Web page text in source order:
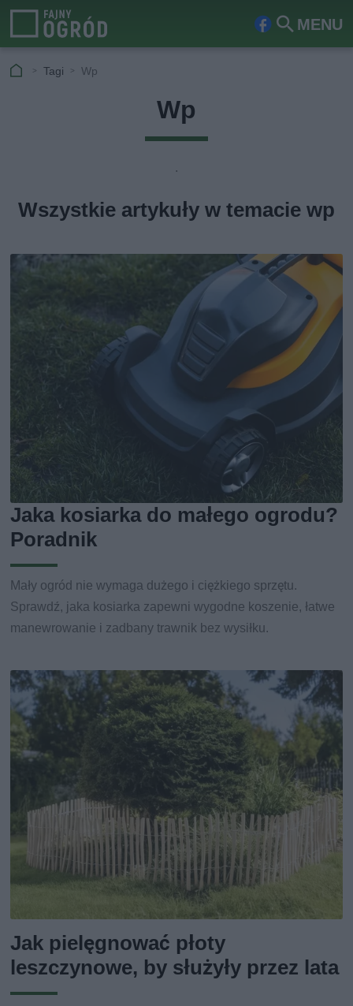
MENU
Fa Szu
Tagi Wp
Wp
.
Wszystkie artykuły w temacie wp
Jaka kosiarka do małego ogrodu?
Poradnik
Mały ogród nie wymaga dużego i ciężkiego sprzętu.
Sprawdź, jaka kosiarka zapewni wygodne koszenie, łatwe
manewrowanie i zadbany trawnik bez wysiłku.
Jak pielęgnować płoty
leszczynowe, by służyły przez lata